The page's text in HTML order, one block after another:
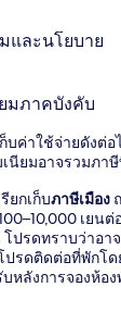
และนโยบาย
มภาคบังคับ
บค่าใช้จ่ายดังต่
นียมอาจรวมภาษี
ยกเก็บภาษีเมือง
เย
ปรดทราบว่าอา
ปรดติดต่อที่พักโ
หลังการจองห้อง